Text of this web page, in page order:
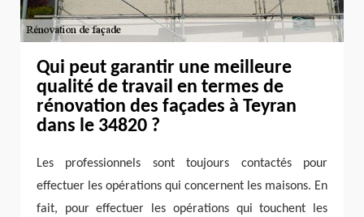
Qui peut garantir une meilleure
qualité de travail en termes de
rénovation des façades à Teyran
dans le 34820 ?
Les professionnels sont toujours contactés pour
effectuer les opérations qui concernent les maisons. En
fait, pour effectuer les opérations qui touchent les